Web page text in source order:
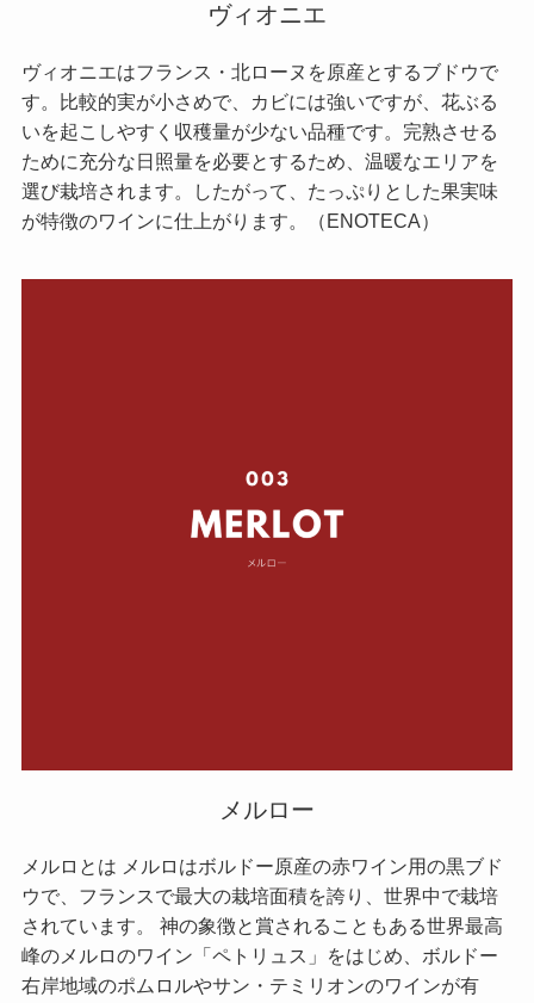
ヴィオニエ
ヴィオニエはフランス・北ローヌを原産とするブドウで
す。比較的実が小さめで、カビには強いですが、花ぶる
いを起こしやすく収穫量が少ない品種です。完熟させる
ために充分な日照量を必要とするため、温暖なエリアを
選び栽培されます。したがって、たっぷりとした果実味
が特徴のワインに仕上がります。（ENOTECA）
メルロー
メルロとは メルロはボルドー原産の赤ワイン用の黒ブド
ウで、フランスで最大の栽培面積を誇り、世界中で栽培
されています。 神の象徴と賞されることもある世界最高
峰のメルロのワイン「ペトリュス」をはじめ、ボルドー
右岸地域のポムロルやサン・テミリオンのワインが有